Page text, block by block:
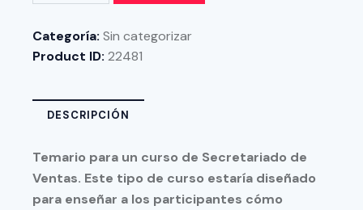
Categoría: Sin categorizar
Product ID: 22481
DESCRIPCIÓN
Temario para un curso de Secretariado de
Ventas. Este tipo de curso estaría diseñado
para enseñar a los participantes cómo